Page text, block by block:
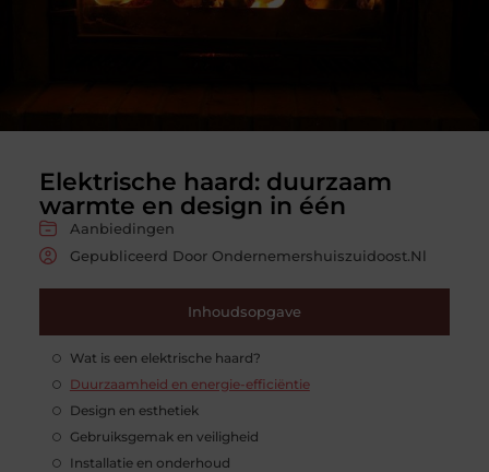
Elektrische haard: duurzaam
warmte en design in één
Aanbiedingen
Gepubliceerd Door Ondernemershuiszuidoost.nl
Inhoudsopgave
Wat is een elektrische haard?
Duurzaamheid en energie-efficiëntie
Design en esthetiek
Gebruiksgemak en veiligheid
Installatie en onderhoud